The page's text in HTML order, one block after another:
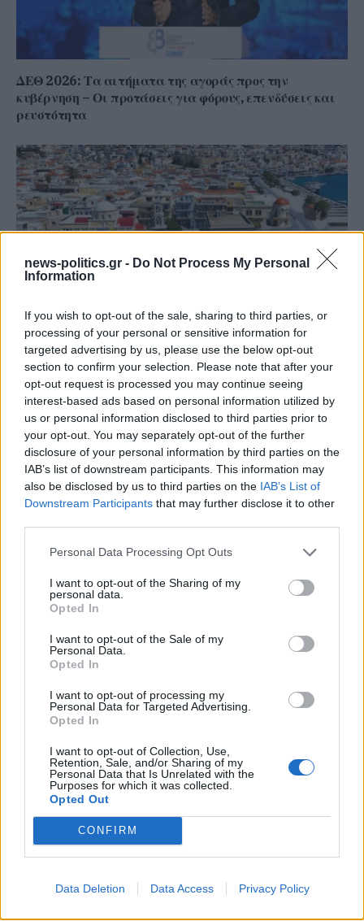
news-politics.gr - Do Not Process My Personal
Information
If you wish to opt-out of the sale, sharing to third parties, or
processing of your personal or sensitive information for
targeted advertising by us, please use the below opt-out
section to confirm your selection. Please note that after your
opt-out request is processed you may continue seeing
interest-based ads based on personal information utilized by
us or personal information disclosed to third parties prior to
your opt-out. You may separately opt-out of the further
disclosure of your personal information by third parties on the
IAB’s list of downstream participants. This information may
also be disclosed by us to third parties on the IAB’s List of
Downstream Participants that may further disclose it to other
Personal Data Processing Opt Outs
I want to opt-out of the Sharing of my
personal data.
Opted In
I want to opt-out of the Sale of my
Personal Data.
Opted In
I want to opt-out of processing my
Personal Data for Targeted Advertising.
Opted In
I want to opt-out of Collection, Use,
Retention, Sale, and/or Sharing of my
Personal Data that Is Unrelated with the
Purposes for which it was collected.
Opted Out
CONFIRM
Data Deletion Data Access Privacy Policy
ΔΕΘ 2026: Τα αιτήματα της αγοράς προς την
κυβέρνηση – Οι προτάσεις για φόρους, επενδύσεις και
ρευστότητα
Απάντηση του Δημοτικού Λιμενικού Ταμείου στις
καταγγελίες του ΤΕΕ: Χαμηλοί τόνοι, αλλά η ουσία
των ερωτημάτων παραμένει αναπάντητη
έχει πλημμυρίσει από παραπληροφόρηση κι
ευφάνταστα σενάρια” (audio)
Απευθείας αναθέσεις εκτός Καλύμνου: Το ΤΕΕ